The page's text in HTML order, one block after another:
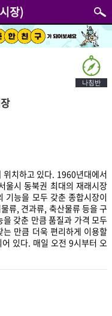
장)
치하고 있다. 1960년대에서
울시 동북권 최대의 재래시장
기능을 모두 갖춘 종합시장이
류, 견과류, 축산물류 등을 구
갖춘 만큼 품질과 가격 모두
만큼 더욱 편리하게 이용할
있다. 매일 오전 9시부터 오